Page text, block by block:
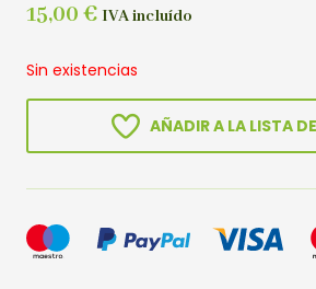
15,00 € IVA incluído
Sin existencias
AÑADIR A LA LISTA